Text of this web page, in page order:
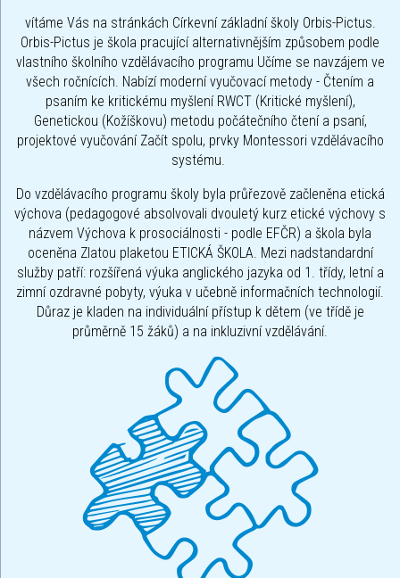
vítáme Vás na stránkách Církevní základní školy Orbis-Pictus.
Orbis-Pictus je škola pracující alternativnějším způsobem podle
vlastního školního vzdělávacího programu Učíme se navzájem ve
všech ročnících. Nabízí moderní vyučovací metody - Čtením a
psaním ke kritickému myšlení RWCT (Kritické myšlení),
Genetickou (Kožíškovu) metodu počátečního čtení a psaní,
projektové vyučování Začít spolu, prvky Montessori vzdělávacího
systému.
Do vzdělávacího programu školy byla průřezově začleněna etická
výchova (pedagogové absolvovali dvouletý kurz etické výchovy s
názvem Výchova k prosociálnosti - podle EFČR) a škola byla
oceněna Zlatou plaketou ETICKÁ ŠKOLA. Mezi nadstandardní
služby patří: rozšířená výuka anglického jazyka od 1. třídy, letní a
zimní ozdravné pobyty, výuka v učebně informačních technologií.
Důraz je kladen na individuální přístup k dětem (ve třídě je
průměrně 15 žáků) a na inkluzivní vzdělávání.